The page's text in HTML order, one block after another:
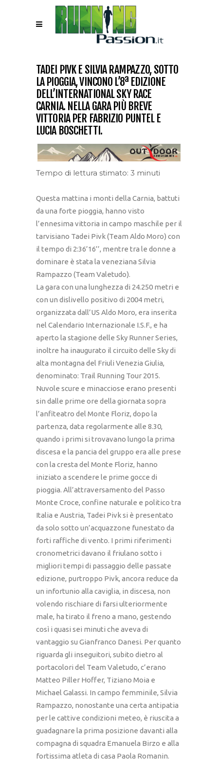
TADEI PIVK E SILVIA RAMPAZZO, SOTTO
LA PIOGGIA, VINCONO L’8ª EDIZIONE
DELL’INTERNATIONAL SKY RACE
CARNIA. NELLA GARA PIÙ BREVE
VITTORIA PER FABRIZIO PUNTEL E
LUCIA BOSCHETTI.
Tempo di lettura stimato: 3 minuti
Questa mattina i monti della Carnia, battuti
da una forte pioggia, hanno visto
l’ennesima vittoria in campo maschile per il
tarvisiano Tadei Pivk (Team Aldo Moro) con
il tempo di 2:36’16’’, mentre tra le donne a
dominare è stata la veneziana Silvia
Rampazzo (Team Valetudo).
La gara con una lunghezza di 24.250 metri e
con un dislivello positivo di 2004 metri,
organizzata dall’US Aldo Moro, era inserita
nel Calendario Internazionale I.S.F., e ha
aperto la stagione delle Sky Runner Series,
inoltre ha inaugurato il circuito delle Sky di
alta montagna del Friuli Venezia Giulia,
denominato: Trail Running Tour 2015.
Nuvole scure e minacciose erano presenti
sin dalle prime ore della giornata sopra
l’anfiteatro del Monte Floriz, dopo la
partenza, data regolarmente alle 8.30,
quando i primi si trovavano lungo la prima
discesa e la pancia del gruppo era alle prese
con la cresta del Monte Floriz, hanno
iniziato a scendere le prime gocce di
pioggia. All’attraversamento del Passo
Monte Croce, confine naturale e politico tra
Italia e Austria, Tadei Pivk si è presentato
da solo sotto un’acquazzone funestato da
forti raffiche di vento. I primi riferimenti
cronometrici davano il friulano sotto i
migliori tempi di passaggio delle passate
edizione, purtroppo Pivk, ancora reduce da
un infortunio alla caviglia, in discesa, non
volendo rischiare di farsi ulteriormente
male, ha tirato il freno a mano, gestendo
così i quasi sei minuti che aveva di
vantaggio su Gianfranco Danesi. Per quanto
riguarda gli inseguitori, subito dietro al
portacolori del Team Valetudo, c’erano
Matteo Piller Hoffer, Tiziano Moia e
Michael Galassi. In campo femminile, Silvia
Rampazzo, nonostante una certa antipatia
per le cattive condizioni meteo, è riuscita a
guadagnare la prima posizione davanti alla
compagna di squadra Emanuela Birzo e alla
fortissima atleta di casa Paola Romanin.